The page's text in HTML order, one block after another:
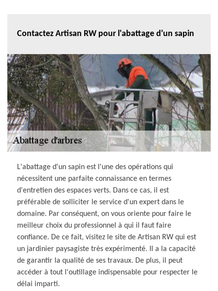
Contactez Artisan RW pour l'abattage d'un sapin
L'abattage d'un sapin est l'une des opérations qui
nécessitent une parfaite connaissance en termes
d'entretien des espaces verts. Dans ce cas, il est
préférable de solliciter le service d'un expert dans le
domaine. Par conséquent, on vous oriente pour faire le
meilleur choix du professionnel à qui il faut faire
confiance. De ce fait, visitez le site de Artisan RW qui est
un jardinier paysagiste très expérimenté. Il a la capacité
de garantir la qualité de ses travaux. De plus, il peut
accéder à tout l'outillage indispensable pour respecter le
délai imparti.